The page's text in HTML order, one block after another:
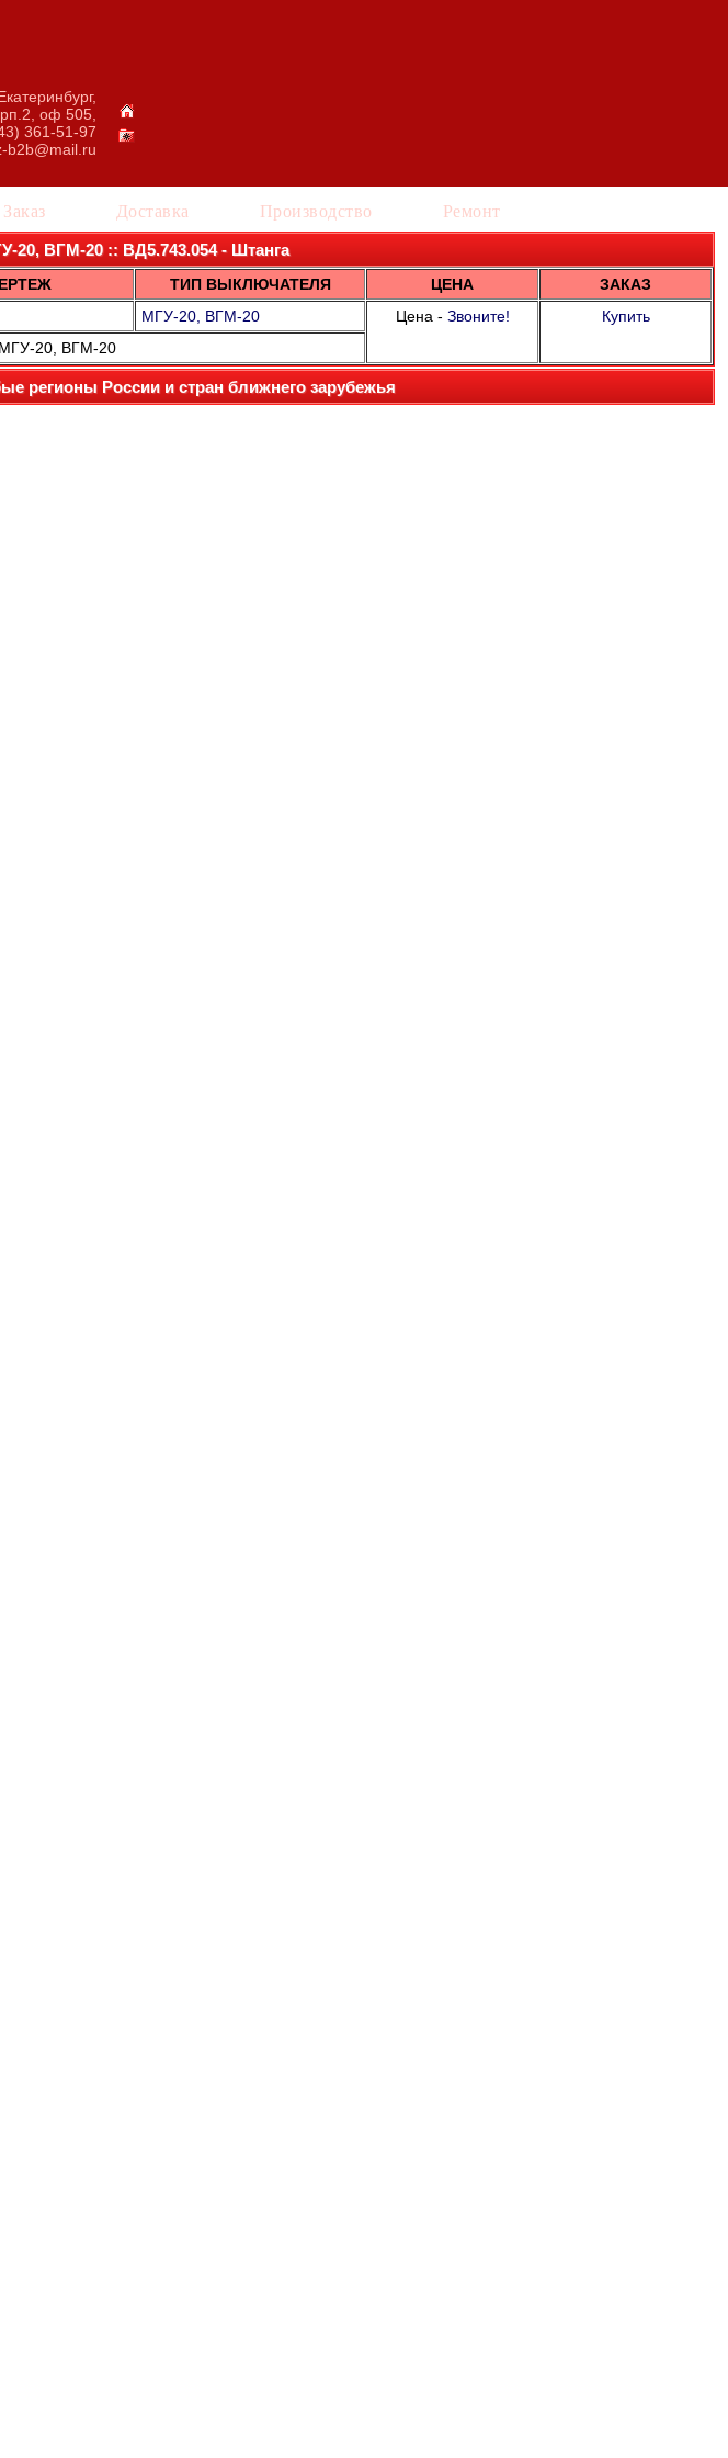
оф 505,
361-51-97
b2b@mail.ru
Заказ Доставка Производство Ремонт
20, ВГМ-20 :: ВД5.743.054 - Штанга
ТИП ВЫКЛЮЧАТЕЛЯ ЦЕНА
ЗАКАЗ
МГУ-20, ВГМ-20 Цена - Звоните!
Купить
20, ВГМ-20
регионы России и стран ближнего зарубежья